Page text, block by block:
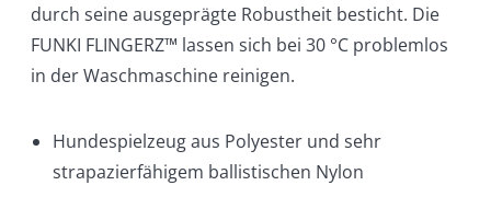
durch seine ausgeprägte Robustheit besticht. Die
FUNKI FLINGERZ™ lassen sich bei 30 °C problemlos
in der Waschmaschine reinigen.
Hundespielzeug aus Polyester und sehr
strapazierfähigem ballistischen Nylon